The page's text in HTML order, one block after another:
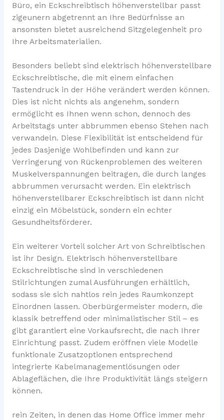
Büro, ein Eckschreibtisch höhenverstellbar passt
zigeunern abgetrennt an Ihre Bedürfnisse an
ansonsten bietet ausreichend Sitzgelegenheit pro
Ihre Arbeitsmaterialien.
Besonders beliebt sind elektrisch höhenverstellbare
Eckschreibtische, die mit einem einfachen
Tastendruck in der Höhe verändert werden können.
Dies ist nicht nichts als angenehm, sondern
ermöglicht es Ihnen wenn schon, dennoch des
Arbeitstags unter abbrummen ebenso Stehen nach
verwandeln. Diese Flexibilität ist entscheidend für
jedes Dasjenige Wohlbefinden und kann zur
Verringerung von Rückenproblemen des weiteren
Muskelverspannungen beitragen, die durch langes
abbrummen verursacht werden. Ein elektrisch
höhenverstellbarer Eckschreibtisch ist dann nicht
einzig ein Möbelstück, sondern ein echter
Gesundheitsförderer.
Ein weiterer Vorteil solcher Art von Schreibtischen
ist ihr Design. Elektrisch höhenverstellbare
Eckschreibtische sind in verschiedenen
Stilrichtungen zumal Ausführungen erhältlich,
sodass sie sich nahtlos rein jedes Raumkonzept
Einordnen lassen. Oberbürgermeister modern, die
klassik betreffend oder minimalistischer Stil – es
gibt garantiert eine Vorkaufsrecht, die nach Ihrer
Einrichtung passt. Zudem eröffnen viele Modelle
funktionale Zusatzoptionen entsprechend
integrierte Kabelmanagementlösungen oder
Ablageflächen, die Ihre Produktivität längs steigern
können.
rein Zeiten, in denen das Home Office immer mehr